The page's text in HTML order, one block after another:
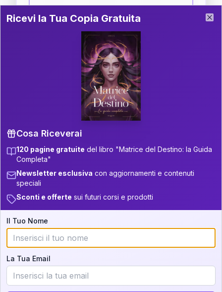
Guida completa di Coppia
Il libro è in fase di scrittura. Iscriviti alla newsletter
per ricevere aggiornamenti!
P.S. Interpretazione parziale
gratuita
Scorri più in basso per vedere
un'interpretazione parziale gratuita della tua
Iscriviti alla newsletter per ricevere
aggiornamenti quando sarà disponibile.
Cosa scoprirete nella vostra
interpretazione:
💕 Come rafforzare la vostra unione
Ricevi la Tua Copia Gratuita del Libro
Ricevi la Tua Copia Gratuita
Cosa Riceverai
120 pagine gratuite del libro "Matrice del Destino: la Guida
Completa"
Newsletter esclusiva con aggiornamenti e contenuti
speciali
Sconti e offerte sui futuri corsi e prodotti
Il Tuo Nome
La Tua Email